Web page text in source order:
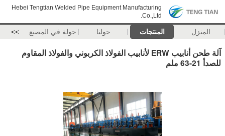
Hebei Tengtian Welded Pipe Equipment Manufacturing
Co.,Ltd.
المنزل المنتجات حولنا جولة في المصنع >>
آلة طحن أنابيب ERW لأنابيب الفولاذ الكربوني والفولاذ المقاوم
للصدأ 21-63 ملم